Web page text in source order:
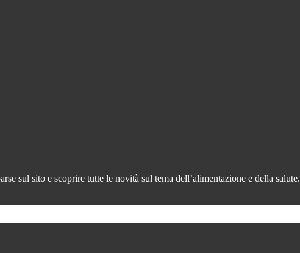
sul sito e scoprire tutte le novità sul tema dell’alimentazione e della salute.